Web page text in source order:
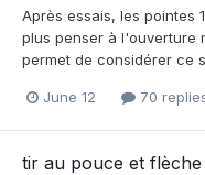
Après essais, les pointes
plus penser à l'ouverture
permet de considérer ce
June 12 70
tir au pouce et